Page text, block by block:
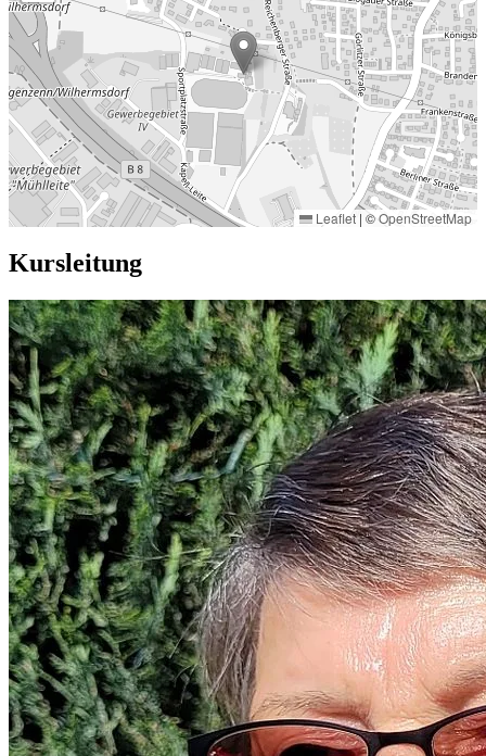
Leaflet | ©OpenStreetMap
Kursleitung